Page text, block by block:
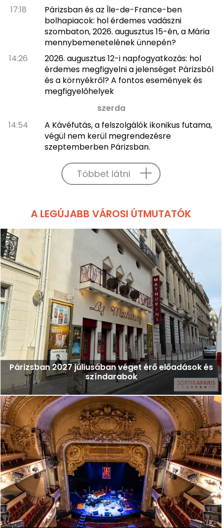
17:18
Párizsban és az Île-de-France-ben
bolhapiacok: hol érdemes vadászni
szombaton, 2026. augusztus 15-én, a Mária
mennybemenetelének ünnepén?
14:26
2026. augusztus 12-i napfogyatkozás: hol
érdemes megfigyelni a jelenséget Párizsból
és a környékről? A fontos események és
megfigyelőhelyek
szerda
14:54
A Kávéfutás, a felszolgálók ikonikus futama,
végül nem kerül megrendezésre
szeptemberben Párizsban.
Többet látni
A LEGÚJABB VÁROSI ÚTMUTATÓK
Párizsban 2027 júliusában véget érő előadások és
színdarabok